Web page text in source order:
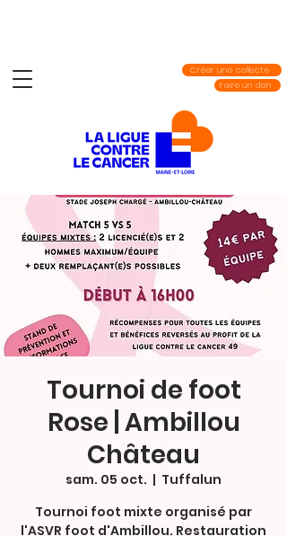
Créer une collecte
Faire un don
Tournoi de foot
Rose | Ambillou
Château
sam. 05 oct.
  |
Tuffalun
Tournoi foot mixte organisé par
l'ASVR foot d'Ambillou. Restauration